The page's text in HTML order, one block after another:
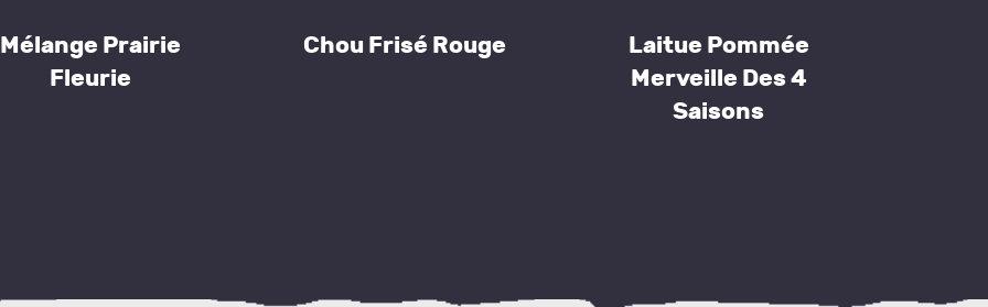
Mélange Prairie
Fleurie
Chou Frisé Rouge
Laitue Pommée
Merveille Des 4
Saisons